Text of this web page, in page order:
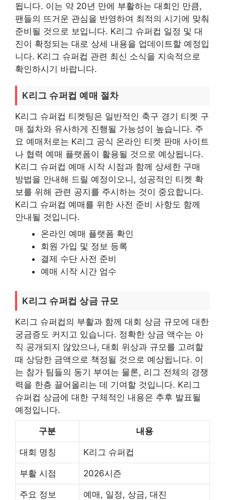
됩니다. 이는 약 20년 만에 부활하는 대회인 만큼,
팬들의 뜨거운 관심을 반영하여 최적의 시기에 맞춰
준비될 것으로 보입니다. K리그 슈퍼컵 일정 및 대
진이 확정되는 대로 상세 내용을 업데이트할 예정입
니다. K리그 슈퍼컵 관련 최신 소식을 지속적으로
확인하시기 바랍니다.
K리그 슈퍼컵 예매 절차
K리그 슈퍼컵 티켓팅은 일반적인 축구 경기 티켓 구
매 절차와 유사하게 진행될 가능성이 높습니다. 주
요 예매처로는 K리그 공식 온라인 티켓 판매 사이트
나 협력 예매 플랫폼이 활용될 것으로 예상됩니다.
K리그 슈퍼컵 예매 시작 시점과 함께 상세한 구매
방법을 안내해 드릴 예정이오니, 성공적인 티켓 확
보를 위해 관련 공지를 주시하는 것이 중요합니다.
K리그 슈퍼컵 예매를 위한 사전 준비 사항도 함께
안내될 것입니다.
온라인 예매 플랫폼 확인
회원 가입 및 정보 등록
결제 수단 사전 준비
예매 시작 시간 엄수
K리그 슈퍼컵 상금 규모
K리그 슈퍼컵의 부활과 함께 대회 상금 규모에 대한
궁금증도 커지고 있습니다. 정확한 상금 액수는 아
직 공개되지 않았으나, 대회 위상과 규모를 고려할
때 상당한 금액으로 책정될 것으로 예상됩니다. 이
는 참가 팀들의 동기 부여는 물론, 리그 전체의 경쟁
력을 한층 끌어올리는 데 기여할 것입니다. K리그
슈퍼컵 상금에 대한 구체적인 내용은 추후 발표될
예정입니다.
구분 내용
대회 명칭 K리그 슈퍼컵
부활 시점 2026시즌
주요 정보 예매, 일정, 상금, 대진